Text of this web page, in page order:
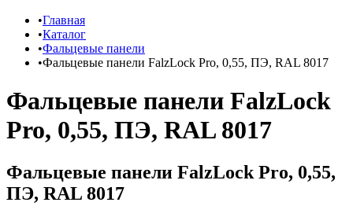
Главная
Каталог
Фальцевые панели
Фальцевые панели FalzLock Pro, 0,55, ПЭ, RAL 8017
Фальцевые панели FalzLock
Pro, 0,55, ПЭ, RAL 8017
Фальцевые панели FalzLock Pro, 0,55,
ПЭ, RAL 8017